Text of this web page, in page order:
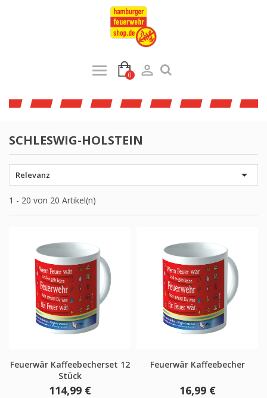
0 
SCHLESWIG-HOLSTEIN
Relevanz 
1 - 20 von 20 Artikel(n)
Feuerwär Kaffeebecherset 12
Stück
114,99 €
Feuerwär Kaffeebecher
16,99 €